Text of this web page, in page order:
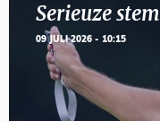
Serieuze
09 JULI 2026 - 10:15